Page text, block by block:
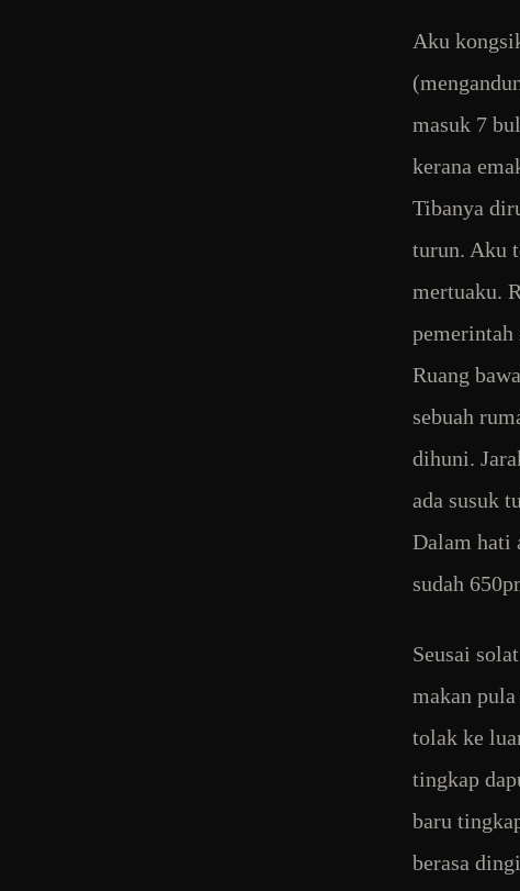
Aku
masuk 7
kerana
Tibanya
turun. Aku
mertuaku.
pemerintah
Ruang
sebuah
dihuni.
ada susuk
Dalam hati
sudah
Seusai
makan
tolak ke
tingkap
baru
berasa